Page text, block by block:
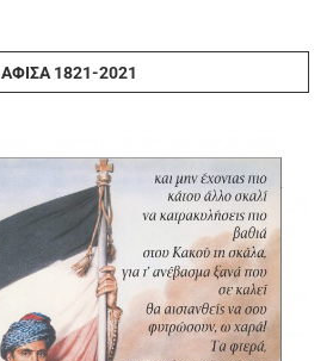
ΑΦΊΣΑ 1821-2021